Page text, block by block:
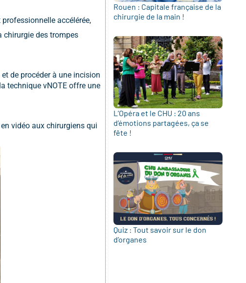
accélérée,
chirurgie des trompes
de procéder à une incision
technique vNOTE offre une
vidéo aux chirurgiens qui
Rouen : Capitale française de la
chirurgie de la main !
L’Opéra et le CHU : 20 ans
d’émotions partagées, ça se
fête !
Quiz : Tout savoir sur le don
d’organes